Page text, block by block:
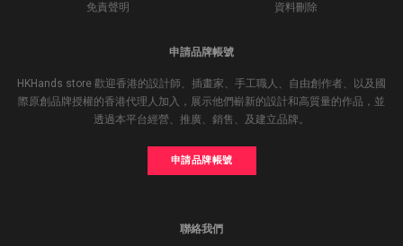
免責聲明
資料刪除
申請品牌帳號
HKHands store 歡迎香港的設計師、插畫家、手工職人、自由創作者、以及國
際原創品牌授權的香港代理人加入，展示他們嶄新的設計和高質量的作品，並
透過本平台經營、推廣、銷售、及建立品牌。
申請品牌帳號
聯絡我們